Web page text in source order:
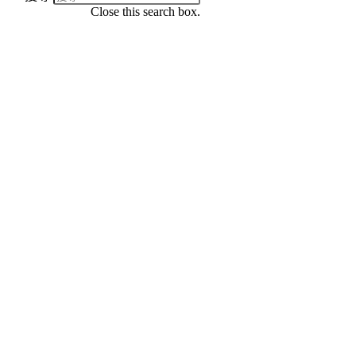
Close this search box.